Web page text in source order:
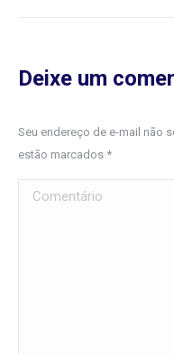
Deixe um
Seu endereço de e-mail não
estão marcados *
Comentário